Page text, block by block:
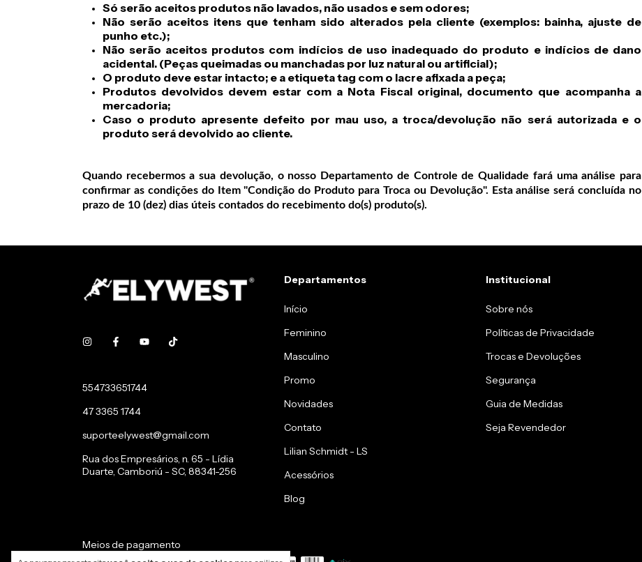
Só serão aceitos produtos não lavados, não usados e sem odores;
Não serão aceitos itens que tenham sido alterados pela cliente (exemplos: bainha, ajuste de
punho etc.);
Não serão aceitos produtos com indícios de uso inadequado do produto e indícios de dano
acidental. (Peças queimadas ou manchadas por luz natural ou artificial);
O produto deve estar intacto; e a etiqueta tag com o lacre afixada a peça;
Produtos devolvidos devem estar com a Nota Fiscal original, documento que acompanha a
mercadoria;
Caso o produto apresente defeito por mau uso, a troca/devolução não será autorizada e o
produto será devolvido ao cliente.
Quando recebermos a sua devolução, o nosso Departamento de Controle de Qualidade fará uma análise para
confirmar as condições do Item "Condição do Produto para Troca ou Devolução". Esta análise será concluída no
prazo de 10 (dez) dias úteis contados do recebimento do(s) produto(s).
554733651744
47 3365 1744
suporteelywest@gmail.com
Rua dos Empresários, n. 65 - Lídia
Duarte, Camboriú - SC, 88341-256
Departamentos
Início
Feminino
Masculino
Promo
Novidades
Contato
Lilian Schmidt - LS
Acessórios
Blog
Institucional
Sobre nós
Políticas de Privacidade
Trocas e Devoluções
Segurança
Guia de Medidas
Seja Revendedor
Meios de pagamento